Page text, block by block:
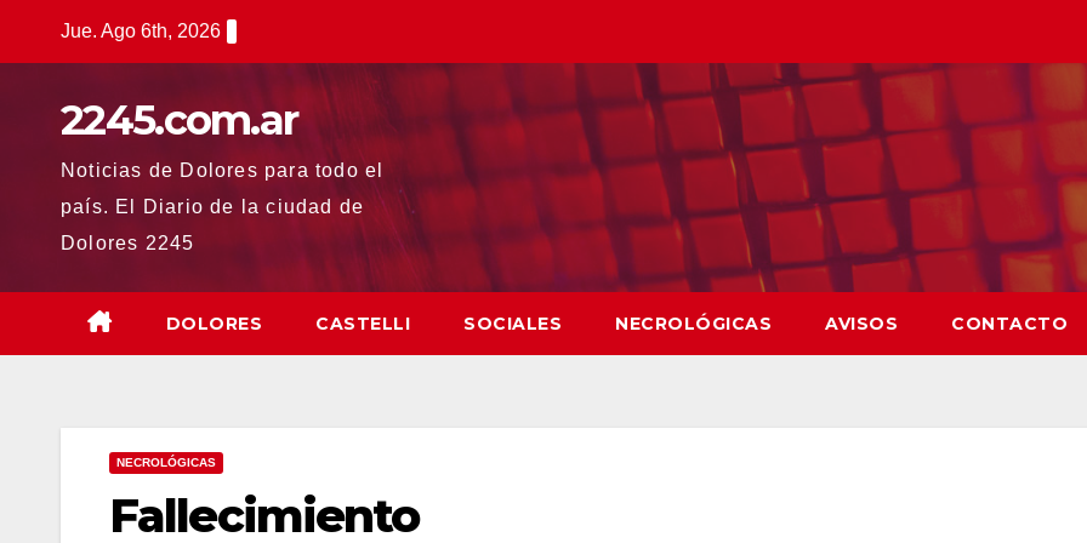
Jue. Ago 6th, 2026
2245.com.ar
Noticias de Dolores para todo el
país. El Diario de la ciudad de
Dolores 2245
DOLORES CASTELLI SOCIALES NECROLÓGICAS AVISOS CONTACTO
NECROLÓGICAS
Fallecimiento